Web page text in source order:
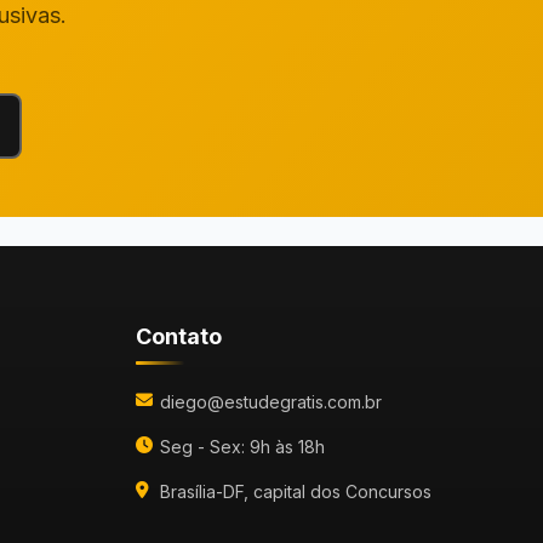
Contato
diego@estudegratis.com.br
Seg - Sex: 9h às 18h
Brasília-DF, capital dos Concursos